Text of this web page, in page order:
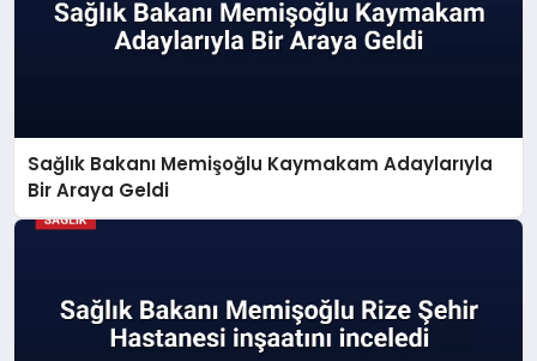
Sağlık Bakanı Memişoğlu Kaymakam Adaylarıyla
Bir Araya Geldi